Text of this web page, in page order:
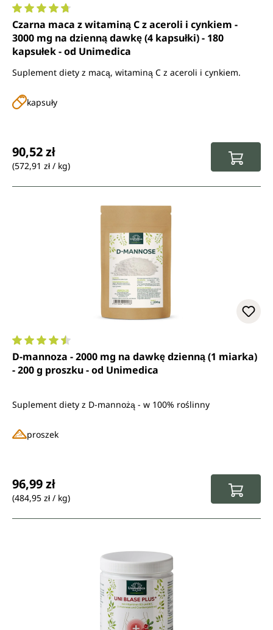
Średnia ocena 4.7 z 5 gwiazdek
Czarna maca z witaminą C z aceroli i cynkiem -
3000 mg na dzienną dawkę (4 kapsułki) - 180
kapsułek - od Unimedica
Suplement diety z macą, witaminą C z aceroli i cynkiem.
kapsuły
90,52 zł
(572,91 zł / kg)
Średnia ocena 4.5 z 5 gwiazdek
D-mannoza - 2000 mg na dawkę dzienną (1 miarka)
- 200 g proszku - od Unimedica
Suplement diety z D-mannożą - w 100% roślinny
proszek
96,99 zł
(484,95 zł / kg)